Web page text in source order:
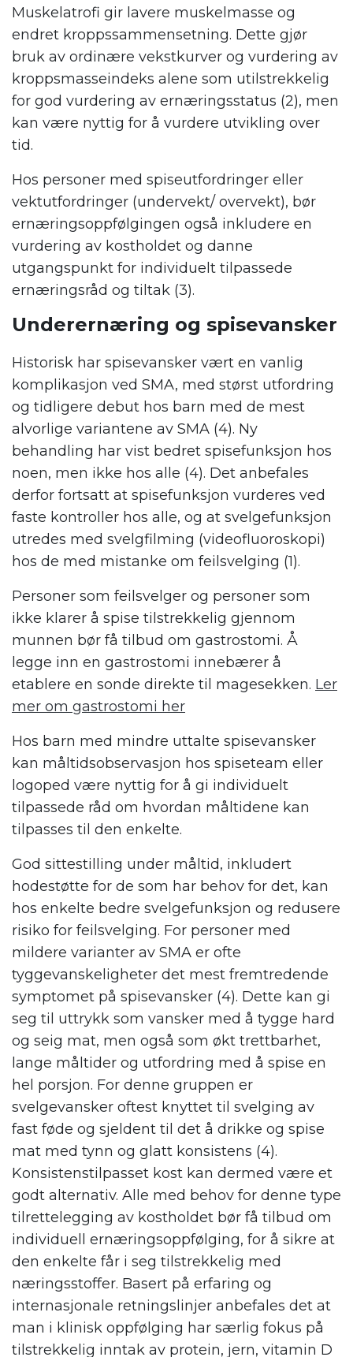
Muskelatrofi gir lavere muskelmasse og
endret kroppssammensetning. Dette gjør
bruk av ordinære vekstkurver og vurdering av
kroppsmasseindeks alene som utilstrekkelig
for god vurdering av ernæringsstatus (2), men
kan være nyttig for å vurdere utvikling over
tid.
Hos personer med spiseutfordringer eller
vektutfordringer (undervekt/ overvekt), bør
ernæringsoppfølgingen også inkludere en
vurdering av kostholdet og danne
utgangspunkt for individuelt tilpassede
ernæringsråd og tiltak (3).
Underernæring og spisevansker
Historisk har spisevansker vært en vanlig
komplikasjon ved SMA, med størst utfordring
og tidligere debut hos barn med de mest
alvorlige variantene av SMA (4). Ny
behandling har vist bedret spisefunksjon hos
noen, men ikke hos alle (4). Det anbefales
derfor fortsatt at spisefunksjon vurderes ved
faste kontroller hos alle, og at svelgefunksjon
utredes med svelgfilming (videofluoroskopi)
hos de med mistanke om feilsvelging (1).
Personer som feilsvelger og personer som
ikke klarer å spise tilstrekkelig gjennom
munnen bør få tilbud om gastrostomi. Å
legge inn en gastrostomi innebærer å
etablere en sonde direkte til magesekken. Ler
mer om gastrostomi her
Hos barn med mindre uttalte spisevansker
kan måltidsobservasjon hos spiseteam eller
logoped være nyttig for å gi individuelt
tilpassede råd om hvordan måltidene kan
tilpasses til den enkelte.
God sittestilling under måltid, inkludert
hodestøtte for de som har behov for det, kan
hos enkelte bedre svelgefunksjon og redusere
risiko for feilsvelging. For personer med
mildere varianter av SMA er ofte
tyggevanskeligheter det mest fremtredende
symptomet på spisevansker (4). Dette kan gi
seg til uttrykk som vansker med å tygge hard
og seig mat, men også som økt trettbarhet,
lange måltider og utfordring med å spise en
hel porsjon. For denne gruppen er
svelgevansker oftest knyttet til svelging av
fast føde og sjeldent til det å drikke og spise
mat med tynn og glatt konsistens (4).
Konsistenstilpasset kost kan dermed være et
godt alternativ. Alle med behov for denne type
tilrettelegging av kostholdet bør få tilbud om
individuell ernæringsoppfølging, for å sikre at
den enkelte får i seg tilstrekkelig med
næringsstoffer. Basert på erfaring og
internasjonale retningslinjer anbefales det at
man i klinisk oppfølging har særlig fokus på
tilstrekkelig inntak av protein, jern, vitamin D